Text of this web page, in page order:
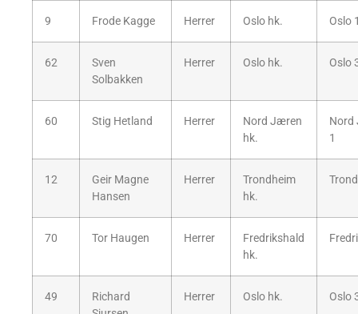
9 Frode Kagge Herrer Oslo hk. Oslo
62
Sven
Solbakken
Herrer Oslo hk. Oslo
60 Stig Hetland Herrer
Nord Jæren
hk.
1
12
Geir Magne
Hansen
Herrer
Trondheim
hk.
70 Tor Haugen Herrer
Fredrikshald
hk.
49
Richard
Herrer Oslo hk. Oslo